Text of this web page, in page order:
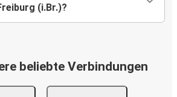
(i.Br.)?
beliebte Verbindungen